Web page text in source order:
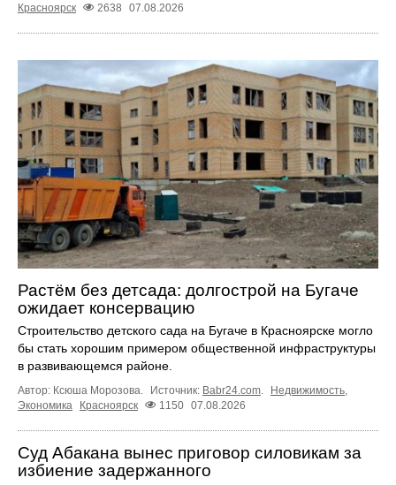
Красноярск
2638 07.08.2026
Растём без детсада: долгострой на Бугаче
ожидает консервацию
Строительство детского сада на Бугаче в Красноярске могло
бы стать хорошим примером общественной инфраструктуры
в развивающемся районе.
Автор: Ксюша Морозова. Источник: Babr24.com. Недвижимость,
Экономика
Красноярск 1150 07.08.2026
Суд Абакана вынес приговор силовикам за
избиение задержанного